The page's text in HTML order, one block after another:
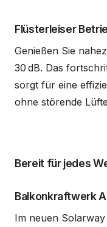
Flüsterleiser
Genießen Sie
30 dB. Das
sorgt für eine
ohne störende
Bereit für jedes
Balkonkraftwerk
Im neuen